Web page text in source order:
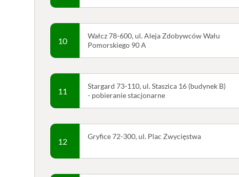
10
Wałcz 78-600, ul. Aleja Zdobywców Wału
Pomorskiego 90 A
11
Stargard 73-110, ul. Staszica 16 (budynek B)
- pobieranie stacjonarne
12 Gryfice 72-300, ul. Plac Zwycięstwa